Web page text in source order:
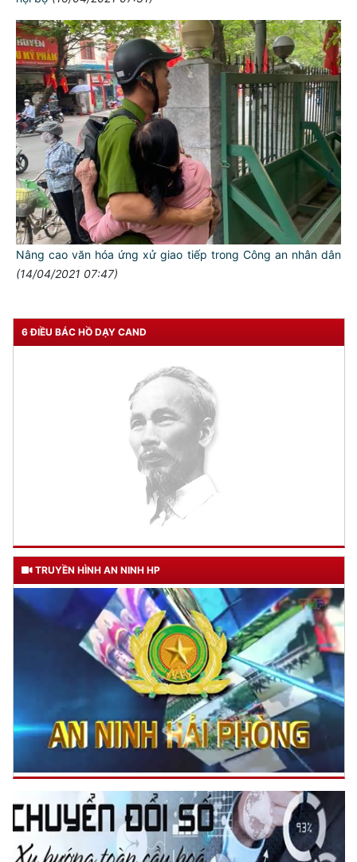
Nâng cao văn hóa ứng xử giao tiếp trong Công an nhân dân
(14/04/2021 07:47)
6 ĐIỀU BÁC HỒ DẠY CAND
TƯ CÁCH
NGƯỜI CÔNG AN CÁCH MỆNH LÀ:
Đối với tự mình, phải
CẦN, KIỆM, LIÊM, CHÍNH
Đối với đồng sự, phải
THÂN ÁI GIÚP ĐỠ
Đối với chính phủ, phải
TUYỆT ĐỐI TRUNG THÀNH
Đối với nhân dân, phải
KÍNH TRỌNG LỄ PHÉP
Đối với công việc, phải
TẬN TỤY
TRUYỀN HÌNH AN NINH HP